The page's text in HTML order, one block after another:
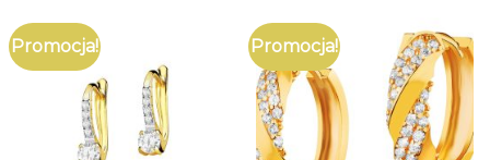
Promocja! Promocja!